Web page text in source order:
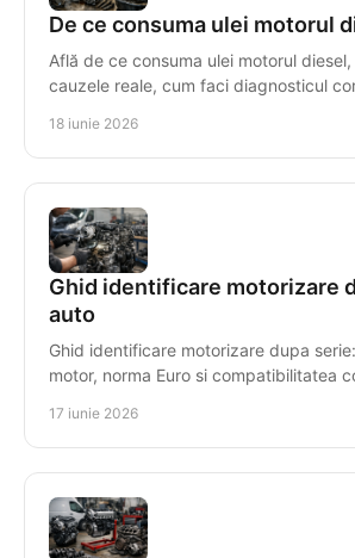
De ce consuma ulei motorul
Află de ce consuma ulei motorul
cauzele reale, cum faci diagnosticul
18 iunie 2026
Ghid identificare motorizare
auto
Ghid identificare motorizare dupa
motor, norma Euro si compatibilitatea
17 iunie 2026